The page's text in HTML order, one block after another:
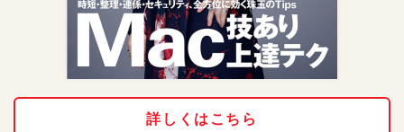
詳しくはこちら